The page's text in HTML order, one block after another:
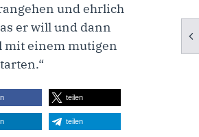
und ehrlich
er will und dann
mit einem mutigen
teilen
teilen